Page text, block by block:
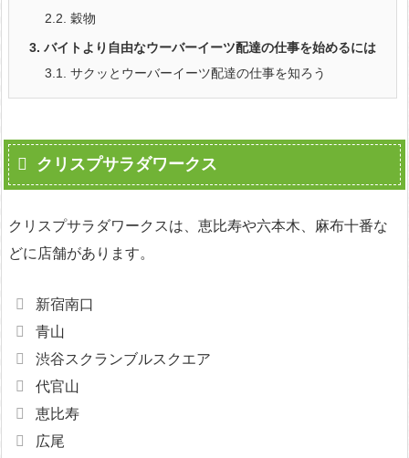
2.2. 穀物
3. バイトより自由なウーバーイーツ配達の仕事を始めるには
3.1. サクッとウーバーイーツ配達の仕事を知ろう
クリスプサラダワークス
クリスプサラダワークスは、恵比寿や六本木、麻布十番な
どに店舗があります。
新宿南口
青山
渋谷スクランブルスクエア
代官山
恵比寿
広尾